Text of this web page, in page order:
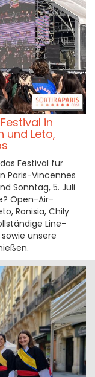
in
und Leto,
Festival für
Paris-Vincennes
Sonntag, 5. Juli
Open-Air-
Ronisia, Chily
Line-
unsere